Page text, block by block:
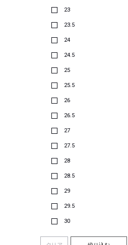
23
23.5
24
24.5
25
25.5
26
26.5
27
27.5
28
28.5
29
29.5
30